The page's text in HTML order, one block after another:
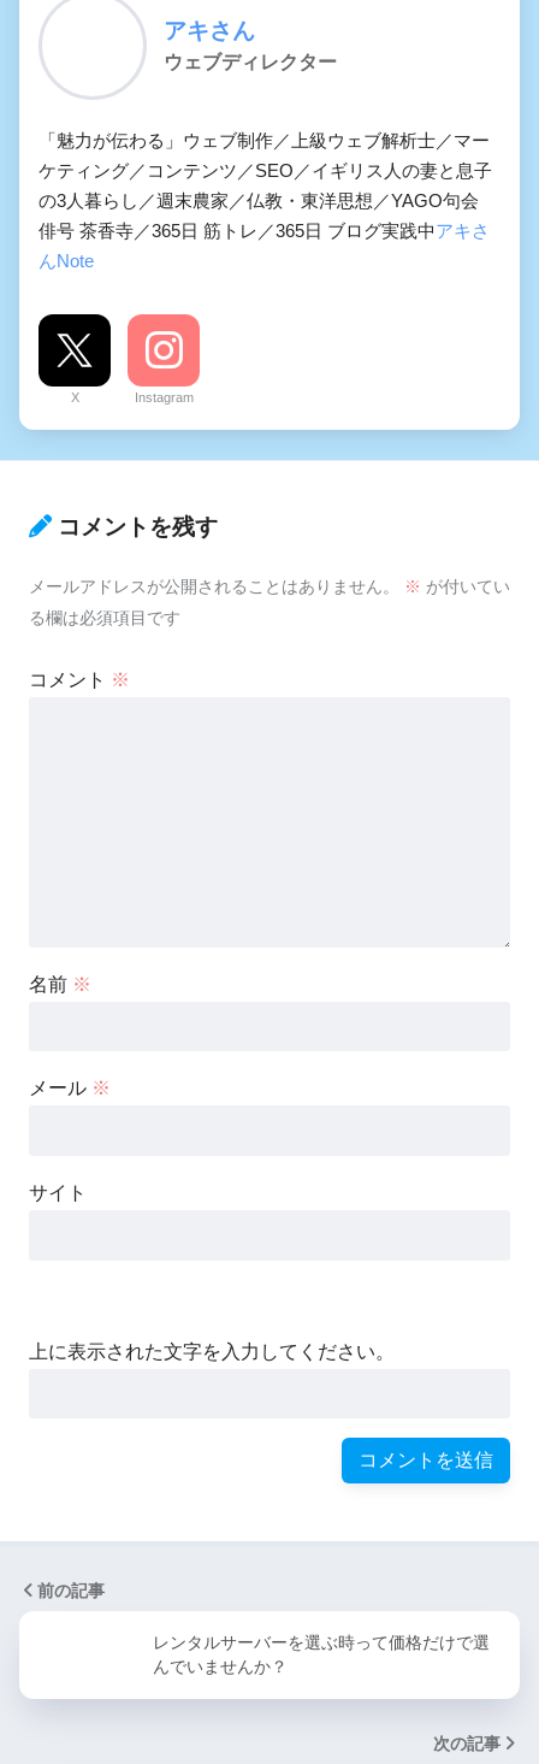
アキさん
ウェブディレクター
「魅力が伝わる」ウェブ制作／上級ウェブ解析士／マー
ケティング／コンテンツ／SEO／イギリス人の妻と息子
の3人暮らし／週末農家／仏教・東洋思想／YAGO句会
俳号 茶香寺／365日 筋トレ／365日 ブログ実践中アキさ
んNote
X Instagram
コメントを残す
メールアドレスが公開されることはありません。 ※ が付いてい
る欄は必須項目です
コメント ※
名前 ※
メール ※
サイト
上に表示された文字を入力してください。
前の記事
レンタルサーバーを選ぶ時って価格だけで選
んでいませんか？
次の記事